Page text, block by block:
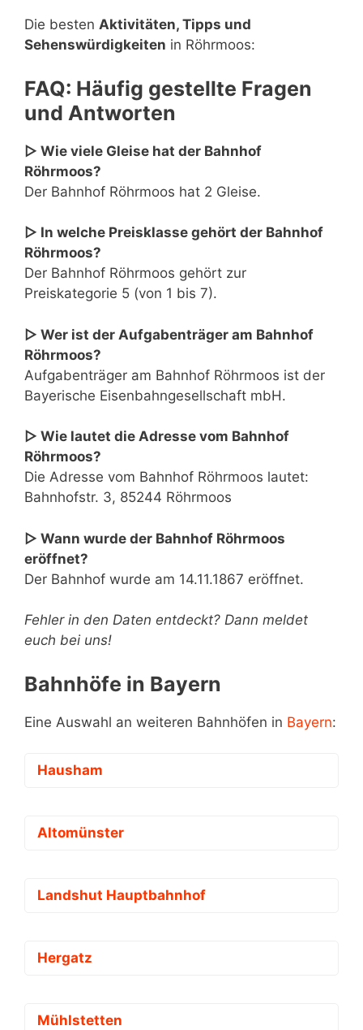
Die besten Aktivitäten, Tipps und
Sehenswürdigkeiten in Röhrmoos:
FAQ: Häufig gestellte Fragen
und Antworten
▷ Wie viele Gleise hat der Bahnhof
Röhrmoos?
Der Bahnhof Röhrmoos hat 2 Gleise.
▷ In welche Preisklasse gehört der Bahnhof
Röhrmoos?
Der Bahnhof Röhrmoos gehört zur
Preiskategorie 5 (von 1 bis 7).
▷ Wer ist der Aufgabenträger am Bahnhof
Röhrmoos?
Aufgabenträger am Bahnhof Röhrmoos ist der
Bayerische Eisenbahngesellschaft mbH.
▷ Wie lautet die Adresse vom Bahnhof
Röhrmoos?
Die Adresse vom Bahnhof Röhrmoos lautet:
Bahnhofstr. 3, 85244 Röhrmoos
▷ Wann wurde der Bahnhof Röhrmoos
eröffnet?
Der Bahnhof wurde am 14.11.1867 eröffnet.
Fehler in den Daten entdeckt? Dann meldet
euch bei uns!
Bahnhöfe in Bayern
Eine Auswahl an weiteren Bahnhöfen in Bayern:
Hausham
Altomünster
Landshut Hauptbahnhof
Hergatz
Mühlstetten